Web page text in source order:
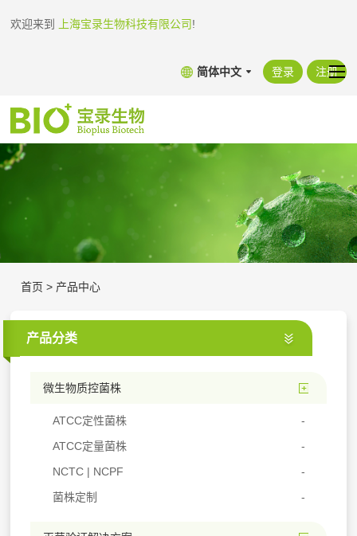
欢迎来到 上海宝录生物科技有限公司!
简体中文 登录 注册
首页 > 产品中心
产品分类
微生物质控菌株
ATCC定性菌株
ATCC定量菌株
NCTC | NCPF
菌株定制